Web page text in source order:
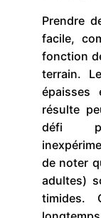
Prendre
facile,
fonction
terrain.
résulte
défi
de noter
adultes)
timides.